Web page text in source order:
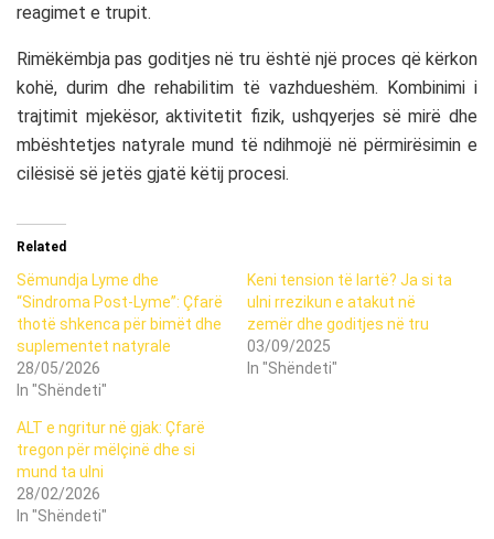
reagimet e trupit.
Rimëkëmbja pas goditjes në tru është një proces që kërkon
kohë, durim dhe rehabilitim të vazhdueshëm. Kombinimi i
trajtimit mjekësor, aktivitetit fizik, ushqyerjes së mirë dhe
mbështetjes natyrale mund të ndihmojë në përmirësimin e
cilësisë së jetës gjatë këtij procesi.
Related
Sëmundja Lyme dhe
“Sindroma Post-Lyme”: Çfarë
thotë shkenca për bimët dhe
suplementet natyrale
28/05/2026
In "Shëndeti"
Keni tension të lartë? Ja si ta
ulni rrezikun e atakut në
zemër dhe goditjes në tru
03/09/2025
In "Shëndeti"
ALT e ngritur në gjak: Çfarë
tregon për mëlçinë dhe si
mund ta ulni
28/02/2026
In "Shëndeti"